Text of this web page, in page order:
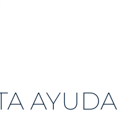
AYUDA